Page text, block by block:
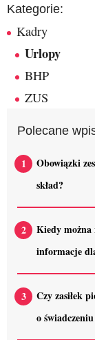
Kategorie:
Kadry
Urlopy
BHP
ZUS
Polecane
Obowiązki
skład?
Kiedy można
informacje
Czy zasiłek
o świadczeniu